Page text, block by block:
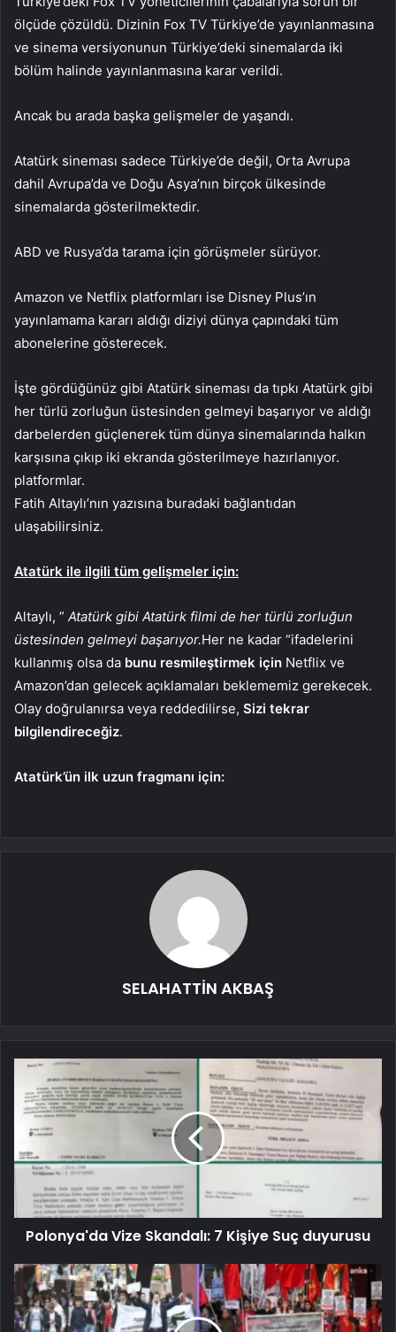
ölçüde çözüldü. Dizinin Fox TV Türkiye’de yayınlanmasına
ve sinema versiyonunun Türkiye’deki sinemalarda iki
bölüm halinde yayınlanmasına karar verildi.
Ancak bu arada başka gelişmeler de yaşandı.
Atatürk sineması sadece Türkiye’de değil, Orta Avrupa
dahil Avrupa’da ve Doğu Asya’nın birçok ülkesinde
sinemalarda gösterilmektedir.
ABD ve Rusya’da tarama için görüşmeler sürüyor.
Amazon ve Netflix platformları ise Disney Plus’ın
yayınlamama kararı aldığı diziyi dünya çapındaki tüm
abonelerine gösterecek.
İşte gördüğünüz gibi Atatürk sineması da tıpkı Atatürk gibi
her türlü zorluğun üstesinden gelmeyi başarıyor ve aldığı
darbelerden güçlenerek tüm dünya sinemalarında halkın
karşısına çıkıp iki ekranda gösterilmeye hazırlanıyor.
platformlar.
Fatih Altaylı’nın yazısına buradaki bağlantıdan
ulaşabilirsiniz.
Atatürk ile ilgili tüm gelişmeler için:
Altaylı, ” Atatürk gibi Atatürk filmi de her türlü zorluğun
üstesinden gelmeyi başarıyor.Her ne kadar “ifadelerini
kullanmış olsa da bunu resmileştirmek için Netflix ve
Amazon’dan gelecek açıklamaları beklememiz gerekecek.
Olay doğrulanırsa veya reddedilirse, Sizi tekrar
bilgilendireceğiz.
Atatürk’ün ilk uzun fragmanı için:
SELAHATTİN AKBAŞ
Polonya'da Vize Skandalı: 7 Kişiye Suç duyurusu